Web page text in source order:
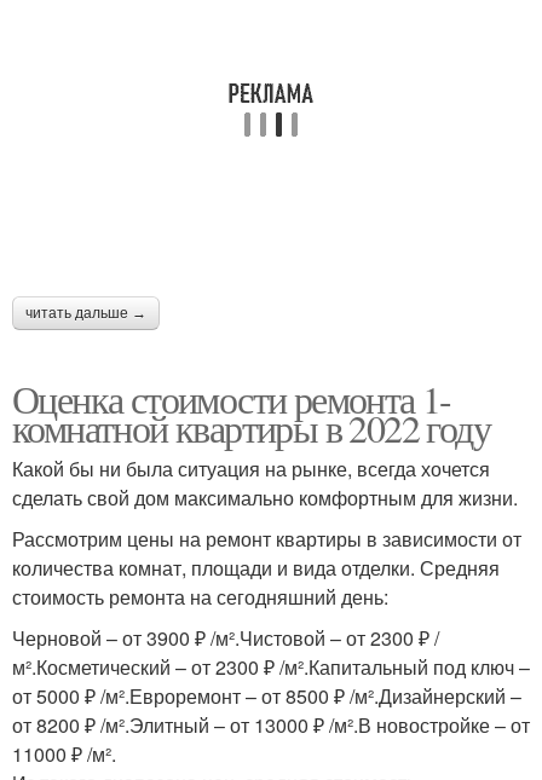
читать дальше →
Оценка стоимости ремонта 1-
комнатной квартиры в 2022 году
Какой бы ни была ситуация на рынке, всегда хочется
сделать свой дом максимально комфортным для жизни.
Рассмотрим цены на ремонт квартиры в зависимости от
количества комнат, площади и вида отделки. Средняя
стоимость ремонта на сегодняшний день:
Черновой – от 3900 ₽ /м².Чистовой – от 2300 ₽ /
м².Косметический – от 2300 ₽ /м².Капитальный под ключ –
от 5000 ₽ /м².Евроремонт – от 8500 ₽ /м².Дизайнерский –
от 8200 ₽ /м².Элитный – от 13000 ₽ /м².В новостройке – от
11000 ₽ /м².